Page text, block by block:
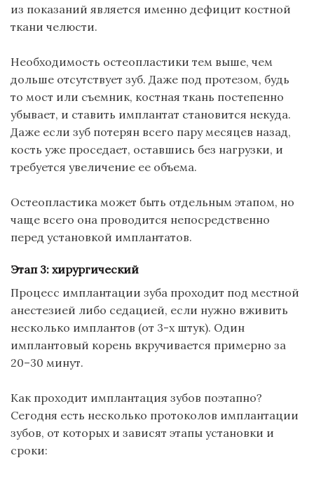
из показаний является именно дефицит костной
ткани челюсти.
Необходимость остеопластики тем выше, чем
дольше отсутствует зуб. Даже под протезом, будь
то мост или съемник, костная ткань постепенно
убывает, и ставить имплантат становится некуда.
Даже если зуб потерян всего пару месяцев назад,
кость уже проседает, оставшись без нагрузки, и
требуется увеличение ее объема.
Остеопластика может быть отдельным этапом, но
чаще всего она проводится непосредственно
перед установкой имплантатов.
Этап 3: хирургический
Процесс имплантации зуба проходит под местной
анестезией либо седацией, если нужно вживить
несколько имплантов (от 3-х штук). Один
имплантовый корень вкручивается примерно за
20–30 минут.
Как проходит имплантация зубов поэтапно?
Сегодня есть несколько протоколов имплантации
зубов, от которых и зависят этапы установки и
сроки: